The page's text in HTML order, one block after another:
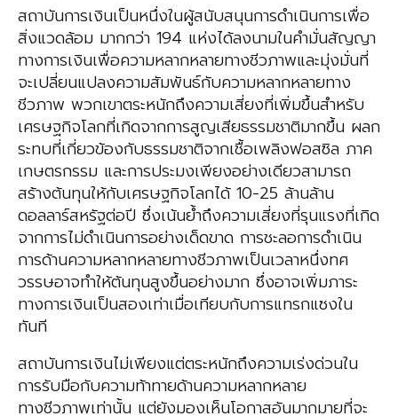
สถาบันการเงินเป็นหนึ่งในผู้สนับสนุนการดําเนินการเพื่อ
สิ่งแวดล้อม มากกว่า 194 แห่งได้ลงนามในคํามั่นสัญญา
ทางการเงินเพื่อความหลากหลายทางชีวภาพและมุ่งมั่นที่
จะเปลี่ยนแปลงความสัมพันธ์กับความหลากหลายทาง
ชีวภาพ พวกเขาตระหนักถึงความเสี่ยงที่เพิ่มขึ้นสําหรับ
เศรษฐกิจโลกที่เกิดจากการสูญเสียธรรมชาติมากขึ้น ผลก
ระทบที่เกี่ยวข้องกับธรรมชาติจากเชื้อเพลิงฟอสซิล ภาค
เกษตรกรรม และการประมงเพียงอย่างเดียวสามารถ
สร้างต้นทุนให้กับเศรษฐกิจโลกได้ 10-25 ล้านล้าน
ดอลลาร์สหรัฐต่อปี ซึ่งเน้นย้ำถึงความเสี่ยงที่รุนแรงที่เกิด
จากการไม่ดําเนินการอย่างเด็ดขาด การชะลอการดําเนิน
การด้านความหลากหลายทางชีวภาพเป็นเวลาหนึ่งทศ
วรรษอาจทําให้ต้นทุนสูงขึ้นอย่างมาก ซึ่งอาจเพิ่มภาระ
ทางการเงินเป็นสองเท่าเมื่อเทียบกับการแทรกแซงใน
ทันที
สถาบันการเงินไม่เพียงแต่ตระหนักถึงความเร่งด่วนใน
การรับมือกับความท้าทายด้านความหลากหลาย
ทางชีวภาพเท่านั้น แต่ยังมองเห็นโอกาสอันมากมายที่จะ